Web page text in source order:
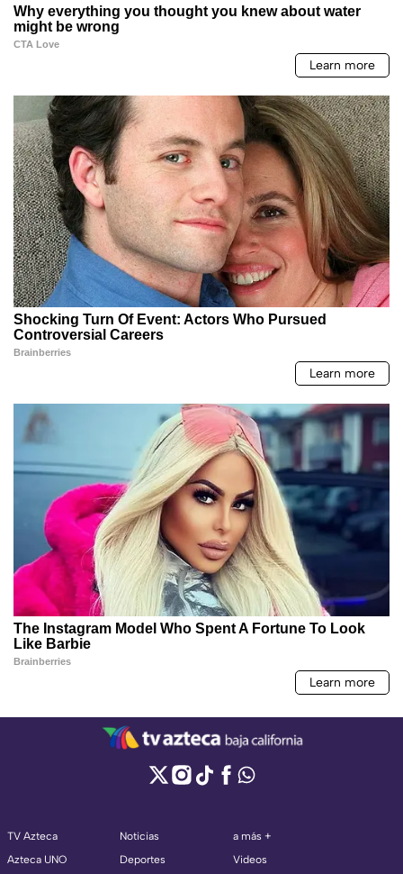
TV Azteca
Azteca UNO
Noticias
Deportes
a más +
Videos